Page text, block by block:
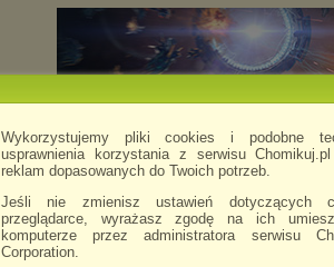
Wykorzystujemy pliki cookies i podobne
usprawnienia korzystania z serwisu
reklam dopasowanych do Twoich potrzeb.
Jeśli nie zmienisz ustawień dotyczących
przeglądarce, wyrażasz zgodę na ich
komputerze przez administratora serwisu
Corporation.